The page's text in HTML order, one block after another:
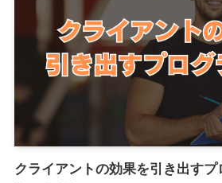
クライアントの効果を引き出すプ